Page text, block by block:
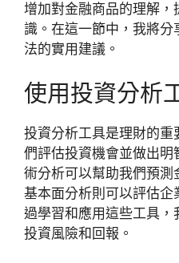
增加對金融商品的理解，
識。在這一節中，我將
法的實用建議。
使用投資分析
投資分析工具是理財的
們評估投資機會並做出
術分析可以幫助我們預
基本面分析則可以評估
過學習和應用這些工具
投資風險和回報。